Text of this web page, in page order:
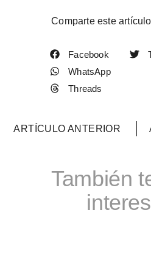
Comparte este
Facebook
WhatsApp
Threads
ARTÍCULO ANTERIOR
También